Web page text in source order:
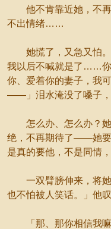
他不肯靠近她，不再
不出情绪……
她慌了，又急又怕。
我以后不喊就是了……你
你、爱着你的妻子，我
——」泪水淹没了嗓子，
怎么办、怎么办？她
绝，不再期待了——她要
是真的要他，不是同情
一双臂膀伸来，将她
也不怕被人笑话。」他
「那、那你相信我嘛